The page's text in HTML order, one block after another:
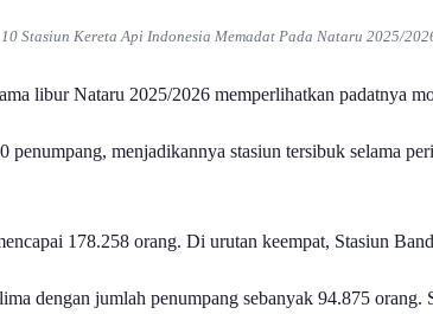
10 Stasiun Kereta Api Indonesia Memadat Pada Nataru 2025/
libur Nataru 2025/2026 memperlihatkan padatnya
penumpang, menjadikannya stasiun tersibuk selama
178.258 orang. Di urutan keempat, Stasiun
dengan jumlah penumpang sebanyak 94.875